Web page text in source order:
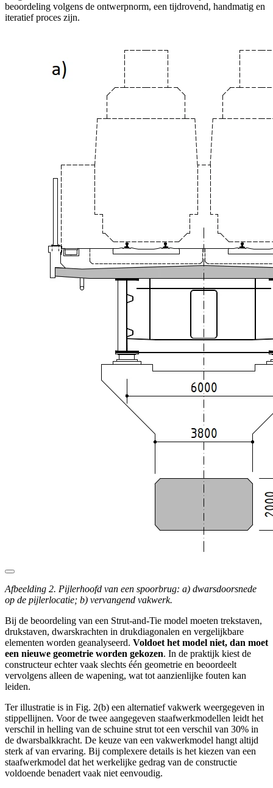
beoordeling volgens de ontwerpnorm, een tijdrovend, handmatig en
iteratief proces zijn.
Afbeelding 2. Pijlerhoofd van een spoorbrug: a) dwarsdoorsnede
op de pijlerlocatie; b) vervangend vakwerk.
Bij de beoordeling van een Strut-and-Tie model moeten trekstaven,
drukstaven, dwarskrachten in drukdiagonalen en vergelijkbare
elementen worden geanalyseerd. Voldoet het model niet, dan moet
een nieuwe geometrie worden gekozen. In de praktijk kiest de
constructeur echter vaak slechts één geometrie en beoordeelt
vervolgens alleen de wapening, wat tot aanzienlijke fouten kan
leiden.
Ter illustratie is in Fig. 2(b) een alternatief vakwerk weergegeven in
stippellijnen. Voor de twee aangegeven staafwerkmodellen leidt het
verschil in helling van de schuine strut tot een verschil van 30% in
de dwarsbalkkracht. De keuze van een vakwerkmodel hangt altijd
sterk af van ervaring. Bij complexere details is het kiezen van een
staafwerkmodel dat het werkelijke gedrag van de constructie
voldoende benadert vaak niet eenvoudig.